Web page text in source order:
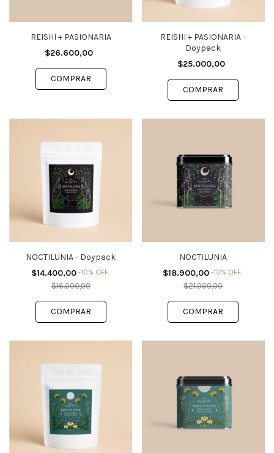
REISHI + PASIONARIA
$26.600,00
REISHI + PASIONARIA -
Doypack
$25.000,00
NOCTILUNIA - Doypack
$14.400,00 -10% OFF
$16.000,00
NOCTILUNIA
$18.900,00-10% OFF
$21.000,00